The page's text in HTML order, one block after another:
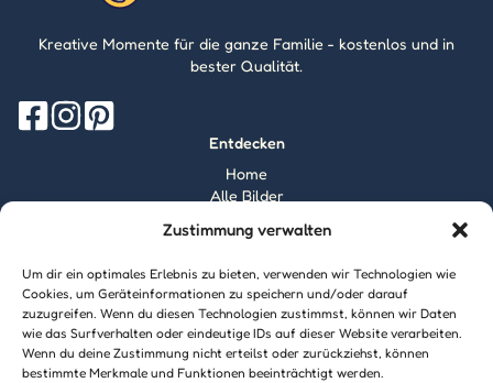
Zustimmung verwalten
Um dir ein optimales Erlebnis zu bieten, verwenden wir Technologien wie
Cookies, um Geräteinformationen zu speichern und/oder darauf
zuzugreifen. Wenn du diesen Technologien zustimmst, können wir Daten
wie das Surfverhalten oder eindeutige IDs auf dieser Website verarbeiten.
Wenn du deine Zustimmung nicht erteilst oder zurückziehst, können
bestimmte Merkmale und Funktionen beeinträchtigt werden.
Kreative Momente für die ganze Familie - kostenlos und in
bester Qualität.
Entdecken
Home
Alle Bilder
Information
Über mich
Kontakt
Inhaltsrichtlinien
Recht & Datenschutz
Impressum